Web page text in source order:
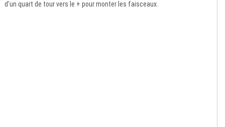
d'un quart de tour vers le + pour monter les faisceaux.